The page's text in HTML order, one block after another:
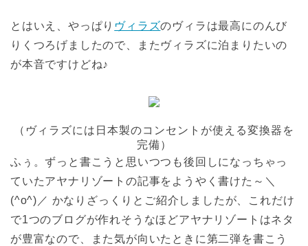
とはいえ、やっぱり ヴィラズのヴィラは最高にのんび
りくつろげましたので、またヴィラズに泊まりたいの
が本音ですけどね♪
（ヴィラズには日本製のコンセントが使える変換器を
完備）
ふぅ。ずっと書こうと思いつつも後回しになっちゃっ
ていたアヤナリゾートの記事をようやく書けた～＼
(^o^)／ かなりざっくりとご紹介しましたが、これだけ
で1つのブログが作れそうなほどアヤナリゾートはネタ
が豊富なので、また気が向いたときに第二弾を書こう